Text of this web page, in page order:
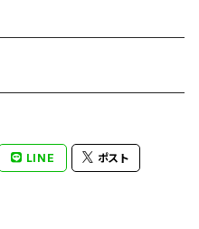
LINE ポスト